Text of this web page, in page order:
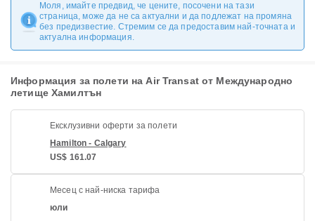
Моля, имайте предвид, че цените, посочени на тази
страница, може да не са актуални и да подлежат на промяна
без предизвестие. Стремим се да предоставим най-точната и
актуална информация.
Информация за полети на Air Transat от Международно
летище Хамилтън
Ексклузивни оферти за полети
Hamilton - Calgary
US$ 161.07
Месец с най-ниска тарифа
юли